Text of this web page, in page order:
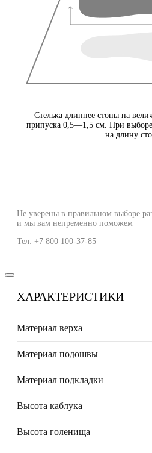
Стелька длиннее стопы на
припуска 0,5—1,5 см. При выборе
на длину
Не уверены в правильном выборе
и мы вам непременно поможем
Тел: +7 800 100-37-85
ХАРАКТЕРИСТИКИ
Материал верха
Материал подошвы
Материал подкладки
Высота каблука
Высота голенища